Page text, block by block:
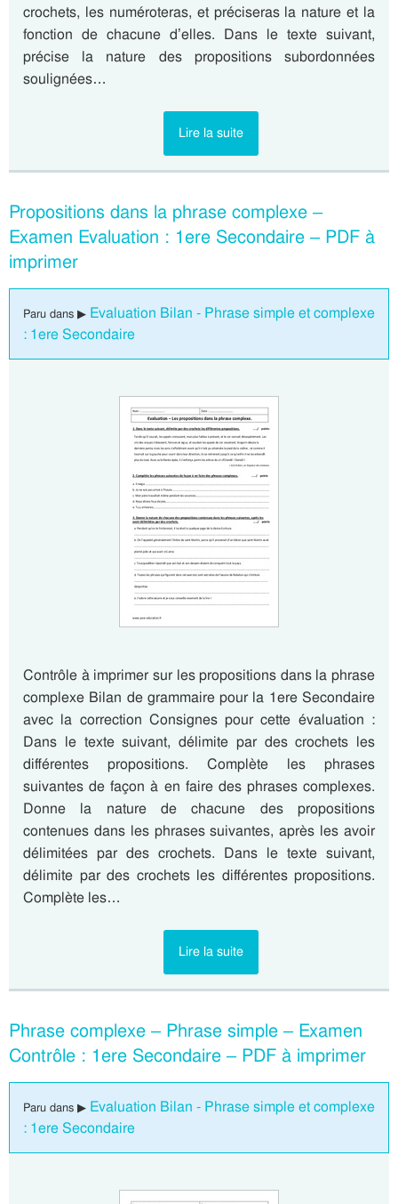
crochets, les numéroteras, et préciseras la nature et la
fonction de chacune d’elles. Dans le texte suivant,
précise la nature des propositions subordonnées
soulignées…
Lire la suite
Propositions dans la phrase complexe –
Examen Evaluation : 1ere Secondaire – PDF à
imprimer
Paru dans ▶ Evaluation Bilan - Phrase simple et complexe
: 1ere Secondaire
Contrôle à imprimer sur les propositions dans la phrase
complexe Bilan de grammaire pour la 1ere Secondaire
avec la correction Consignes pour cette évaluation :
Dans le texte suivant, délimite par des crochets les
différentes propositions. Complète les phrases
suivantes de façon à en faire des phrases complexes.
Donne la nature de chacune des propositions
contenues dans les phrases suivantes, après les avoir
délimitées par des crochets. Dans le texte suivant,
délimite par des crochets les différentes propositions.
Complète les…
Lire la suite
Phrase complexe – Phrase simple – Examen
Contrôle : 1ere Secondaire – PDF à imprimer
Paru dans ▶ Evaluation Bilan - Phrase simple et complexe
: 1ere Secondaire